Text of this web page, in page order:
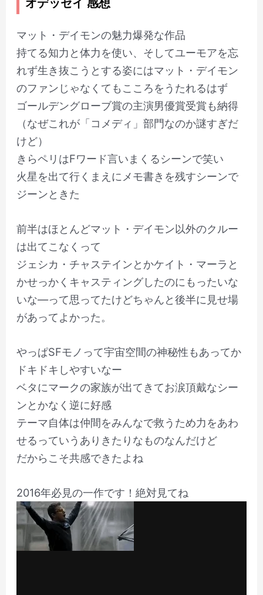
オデッセイ 感想
マット・デイモンの魅力爆発な作品
持てる知力と体力を使い、そしてユーモアを忘
れず生き抜こうとする姿にはマット・デイモン
のファンじゃなくてもこころをうたれるはず
ゴールデングローブ賞の主演男優賞受賞も納得
（なぜこれが「コメディ」部門なのか謎すぎだ
けど）
きらペリはFワード言いまくるシーンで笑い
火星を出て行くまえにメモ書きを残すシーンで
ジーンときた
前半はほとんどマット・デイモン以外のクルー
は出てこなくって
ジェシカ・チャステインとかケイト・マーラと
かせっかくキャスティングしたのにもったいな
いな―って思ってたけどちゃんと後半に見せ場
があってよかった。
やっぱSFモノって宇宙空間の神秘性もあってか
ドキドキしやすいなー
ベタにマークの家族が出てきてお涙頂戴なシー
ンとかなく逆に好感
テーマ自体は仲間をみんなで救うため力をあわ
せるっていうありきたりなものなんだけど
だからこそ共感できたよね
2016年必見の一作です！絶対見てね